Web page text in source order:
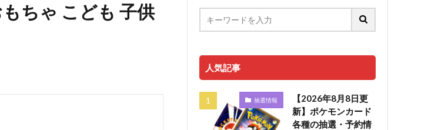
ちゃ こども 子供
人気記事
抽選情報
【2026年8月8日更
新】ポケモンカード
各種の抽選・予約情